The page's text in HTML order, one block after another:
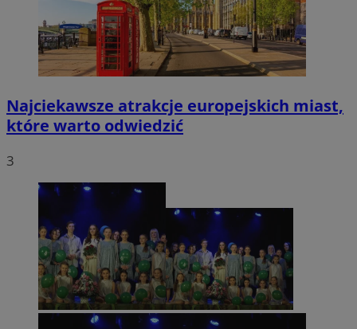
Najciekawsze atrakcje europejskich miast,
które warto odwiedzić
3